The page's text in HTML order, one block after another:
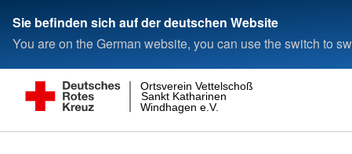
Sie befinden sich auf der deutschen Website
You are on the German website, you can use the switch to
Windhagen e.V.
Sankt Katharinen
Ortsverein Vettelschoß